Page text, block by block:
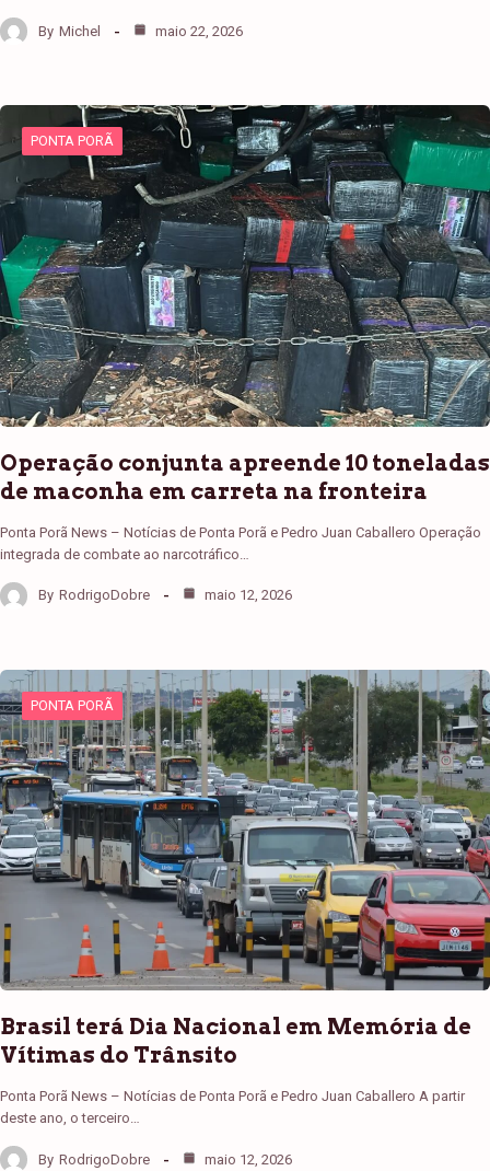
By Michel maio 22, 2026
PONTA PORÃ
Operação conjunta apreende 10 toneladas
de maconha em carreta na fronteira
Ponta Porã News – Notícias de Ponta Porã e Pedro Juan Caballero Operação
integrada de combate ao narcotráfico…
By RodrigoDobre maio 12, 2026
PONTA PORÃ
Brasil terá Dia Nacional em Memória de
Vítimas do Trânsito
Ponta Porã News – Notícias de Ponta Porã e Pedro Juan Caballero A partir
deste ano, o terceiro…
By RodrigoDobre maio 12, 2026